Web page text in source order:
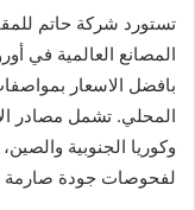
تستورد شركة حاتم
المصانع العالمية في
بافضل الاسعار
المحلي. تشمل مصادر
وكوريا الجنوبية
لفحوصات جودة صارمة